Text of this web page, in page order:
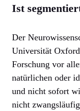
Ist
Der
Universität
Forschung vor
natürlichen oder
und nicht sofort
nicht